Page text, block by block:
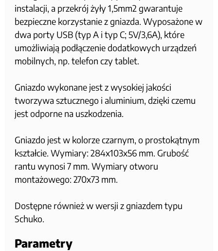
instalacji, a przekrój żyły 1,5mm2 gwarantuje
bezpieczne korzystanie z gniazda. Wyposażone w
dwa porty USB (typ A i typ C; 5V/3,6A), które
umożliwiają podłączenie dodatkowych urządzeń
mobilnych, np. telefon czy tablet.
Gniazdo wykonane jest z wysokiej jakości
tworzywa sztucznego i aluminium, dzięki czemu
jest odporne na uszkodzenia.
Gniazdo jest w kolorze czarnym, o prostokątnym
kształcie. Wymiary: 284x103x56 mm. Grubość
rantu wynosi 7 mm. Wymiary otworu
montażowego: 270x73 mm.
Dostępne również w wersji z gniazdem typu
Schuko.
Parametry